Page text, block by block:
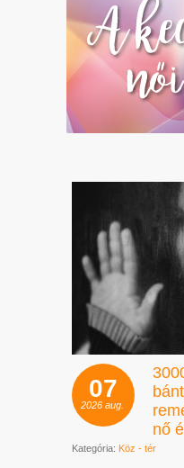
07
2026 aug.
nő
Kategória: Köz - tér